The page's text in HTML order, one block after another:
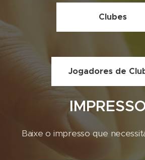
Clubes
Jogadores de
Baixe o impresso que